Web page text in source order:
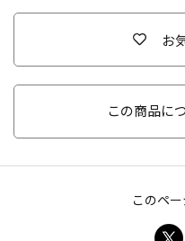
お
この商品に
このペ